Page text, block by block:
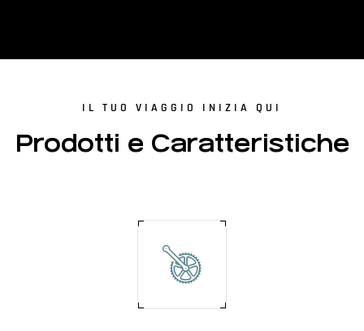
IL TUO VIAGGIO INIZIA QUI
Prodotti e Caratteristiche